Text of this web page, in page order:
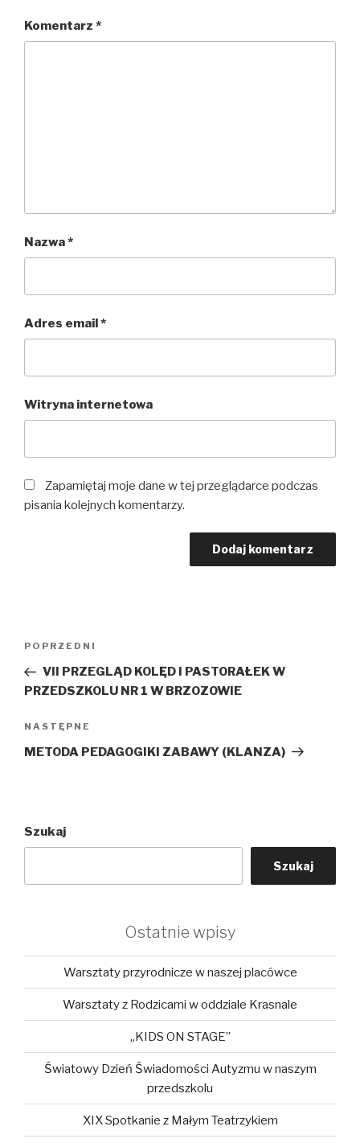
Komentarz *
Nazwa*
Adres email*
Witryna internetowa
Zapamiętaj moje dane w tej przeglądarce podczas
pisania kolejnych komentarzy.
Poprzedni
wpis
POPRZEDNI
VII PRZEGLĄD KOLĘD I PASTORAŁEK W
PRZEDSZKOLU NR 1 W BRZOZOWIE
Następny
wpis
NASTĘPNE
METODA PEDAGOGIKI ZABAWY (KLANZA)
Szukaj
Szukaj
Ostatnie wpisy
Warsztaty przyrodnicze w naszej placówce
Warsztaty z Rodzicami w oddziale Krasnale
„KIDS ON STAGE”
Światowy Dzień Świadomości Autyzmu w naszym
przedszkolu
XIX Spotkanie z Małym Teatrzykiem